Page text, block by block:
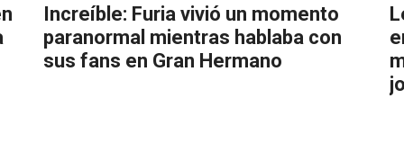
Increíble: Furia vivió un momento
paranormal mientras hablaba con
sus fans en Gran Hermano